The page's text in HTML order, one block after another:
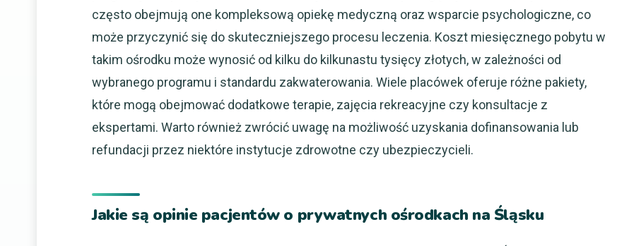
często obejmują one kompleksową opiekę medyczną oraz wsparcie psychologiczne, co
może przyczynić się do skuteczniejszego procesu leczenia. Koszt miesięcznego pobytu w
takim ośrodku może wynosić od kilku do kilkunastu tysięcy złotych, w zależności od
wybranego programu i standardu zakwaterowania. Wiele placówek oferuje różne pakiety,
które mogą obejmować dodatkowe terapie, zajęcia rekreacyjne czy konsultacje z
ekspertami. Warto również zwrócić uwagę na możliwość uzyskania dofinansowania lub
refundacji przez niektóre instytucje zdrowotne czy ubezpieczycieli.
Jakie są opinie pacjentów o prywatnych ośrodkach na Śląsku